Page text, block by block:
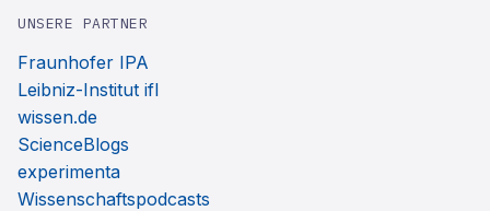
UNSERE PARTNER
Fraunhofer IPA
Leibniz-Institut ifl
wissen.de
ScienceBlogs
experimenta
Wissenschaftspodcasts